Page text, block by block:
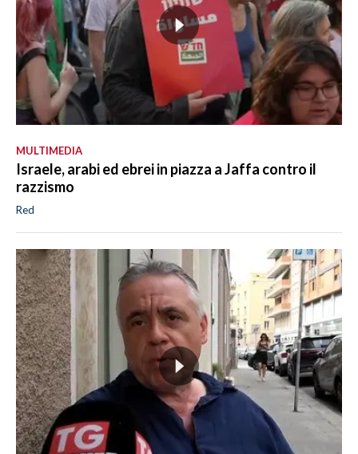
MULTIMEDIA
Israele, arabi ed ebrei in piazza a Jaffa contro il
razzismo
Red